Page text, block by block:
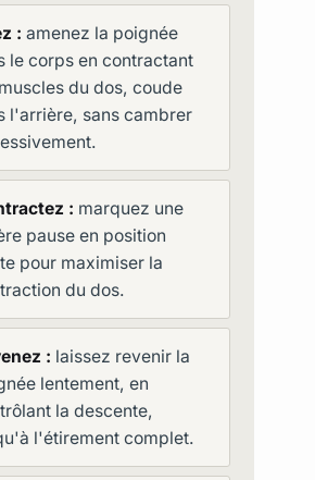
: amenez la poignée
le corps en contractant
du dos, coude
l'arrière, sans cambrer
: marquez une
pause en position
pour maximiser la
du dos.
: laissez revenir la
lentement, en
la descente,
l'étirement complet.